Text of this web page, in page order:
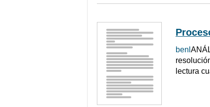
benl
lectura